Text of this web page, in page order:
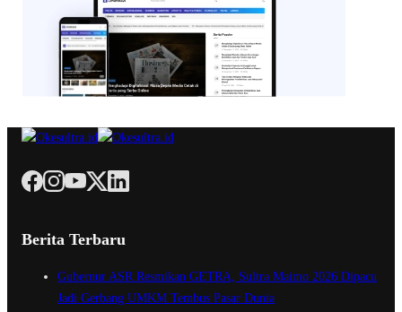
Berita Terbaru
Gubernur ASR Resmikan GETRA, Sultra Maimo 2026 Dipacu
Jadi Gerbang UMKM Tembus Pasar Dunia